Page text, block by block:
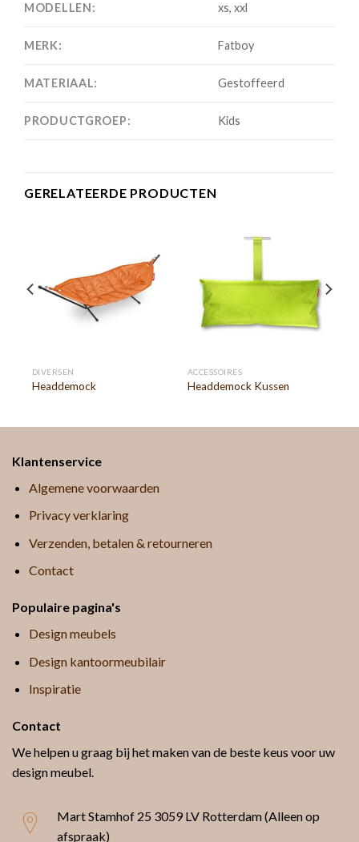
MODELLEN: xs, xxl
MERK: Fatboy
MATERIAAL: Gestoffeerd
PRODUCTGROEP: Kids
GERELATEERDE PRODUCTEN
DIVERSEN
Headdemock
ACCESSOIRES
Headdemock Kussen
Klantenservice
Algemene voorwaarden
Privacy verklaring
Verzenden, betalen & retourneren
Contact
Populaire pagina's
Design meubels
Design kantoormeubilair
Inspiratie
Contact
We helpen u graag bij het maken van de beste keus voor uw
design meubel.
Mart Stamhof 25 3059 LV Rotterdam (Alleen op
afspraak)